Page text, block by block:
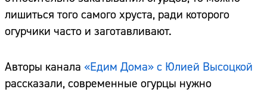
лишиться того самого хруста, ради которого
огурчики часто и заготавливают.
Авторы канала «Едим Дома» с Юлией Высоцкой
рассказали, современные огурцы нужно